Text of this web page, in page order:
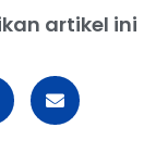
artikel ini